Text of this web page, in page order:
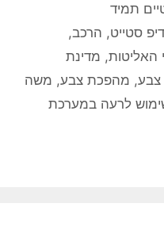
תמיד
דיפ סטייט, הרכב,
האליטות, מדינת
צבע, מהפכת צבע, משה
לרעה במערכת